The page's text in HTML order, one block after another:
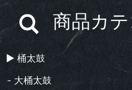
商品カ
▶︎ 桶太鼓
- 大桶太鼓